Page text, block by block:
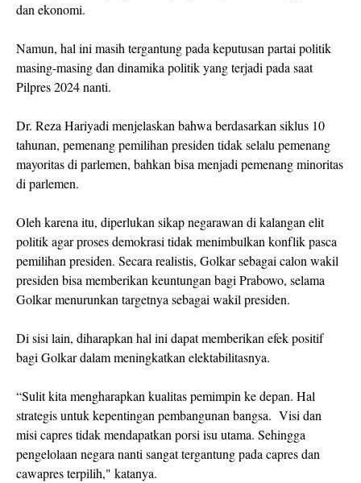
dan ekonomi.
Namun, hal ini masih tergantung pada keputusan partai politik
masing-masing dan dinamika politik yang terjadi pada saat
Pilpres 2024 nanti.
Dr. Reza Hariyadi menjelaskan bahwa berdasarkan siklus 10
tahunan, pemenang pemilihan presiden tidak selalu pemenang
mayoritas di parlemen, bahkan bisa menjadi pemenang minoritas
di parlemen.
Oleh karena itu, diperlukan sikap negarawan di kalangan elit
politik agar proses demokrasi tidak menimbulkan konflik pasca
pemilihan presiden. Secara realistis, Golkar sebagai calon wakil
presiden bisa memberikan keuntungan bagi Prabowo, selama
Golkar menurunkan targetnya sebagai wakil presiden.
Di sisi lain, diharapkan hal ini dapat memberikan efek positif
bagi Golkar dalam meningkatkan elektabilitasnya.
“Sulit kita mengharapkan kualitas pemimpin ke depan. Hal
strategis untuk kepentingan pembangunan bangsa. Visi dan
misi capres tidak mendapatkan porsi isu utama. Sehingga
pengelolaan negara nanti sangat tergantung pada capres dan
cawapres terpilih," katanya.